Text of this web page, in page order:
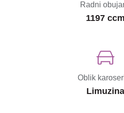
Radni
1197 ccm
Oblik
Limuzina